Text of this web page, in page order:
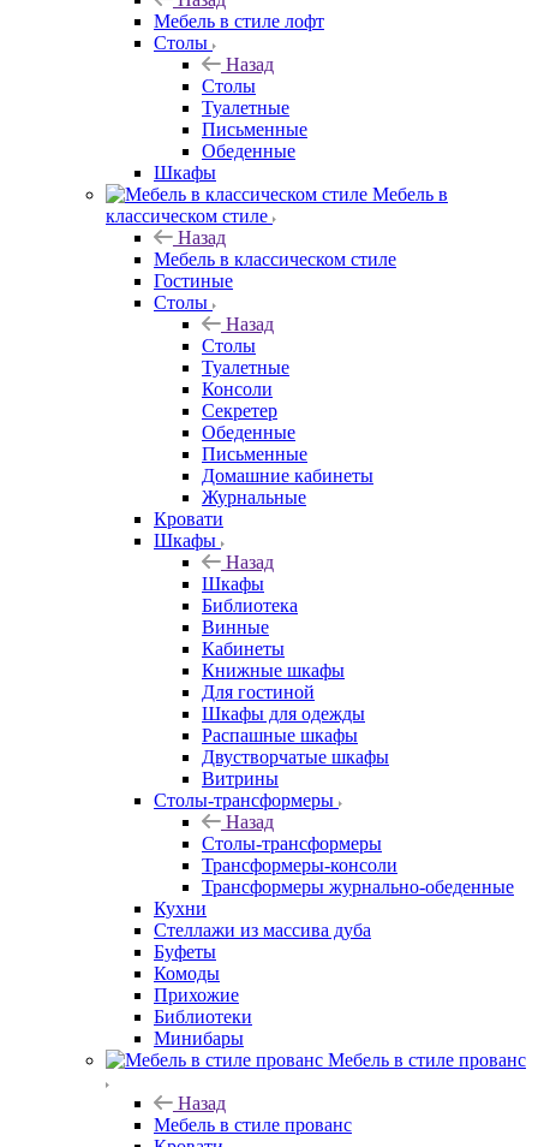
Мебель в стиле лофт
Столы
Назад
Столы
Туалетные
Письменные
Обеденные
Шкафы
Мебель в
классическом стиле
Назад
Мебель в классическом стиле
Гостиные
Столы
Назад
Столы
Туалетные
Консоли
Секретер
Обеденные
Письменные
Домашние кабинеты
Журнальные
Кровати
Шкафы
Назад
Шкафы
Библиотека
Винные
Кабинеты
Книжные шкафы
Для гостиной
Шкафы для одежды
Распашные шкафы
Двустворчатые шкафы
Витрины
Столы-трансформеры
Назад
Столы-трансформеры
Трансформеры-консоли
Трансформеры журнально-обеденные
Кухни
Стеллажи из массива дуба
Буфеты
Комоды
Прихожие
Библиотеки
Минибары
Мебель в стиле прованс
Назад
Мебель в стиле прованс